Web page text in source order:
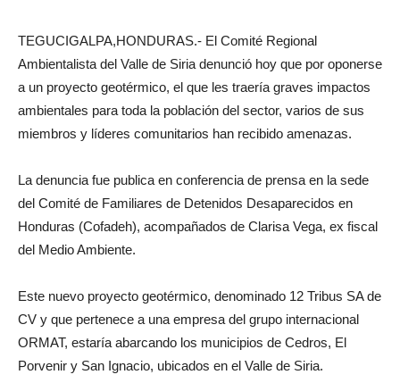
TEGUCIGALPA,HONDURAS.- El Comité Regional
Ambientalista del Valle de Siria denunció hoy que por oponerse
a un proyecto geotérmico, el que les traería graves impactos
ambientales para toda la población del sector, varios de sus
miembros y líderes comunitarios han recibido amenazas.
La denuncia fue publica en conferencia de prensa en la sede
del Comité de Familiares de Detenidos Desaparecidos en
Honduras (Cofadeh), acompañados de Clarisa Vega, ex fiscal
del Medio Ambiente.
Este nuevo proyecto geotérmico, denominado 12 Tribus SA de
CV y que pertenece a una empresa del grupo internacional
ORMAT, estaría abarcando los municipios de Cedros, El
Porvenir y San Ignacio, ubicados en el Valle de Siria.